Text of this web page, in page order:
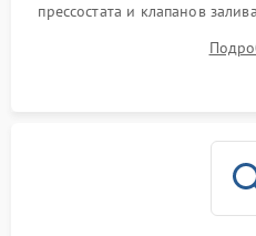
прессостата и клапанов
Восстановление